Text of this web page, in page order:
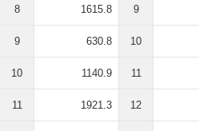
8 1615.8
9 630.8
10 1140.9
11 1921.3
9
10
11
12